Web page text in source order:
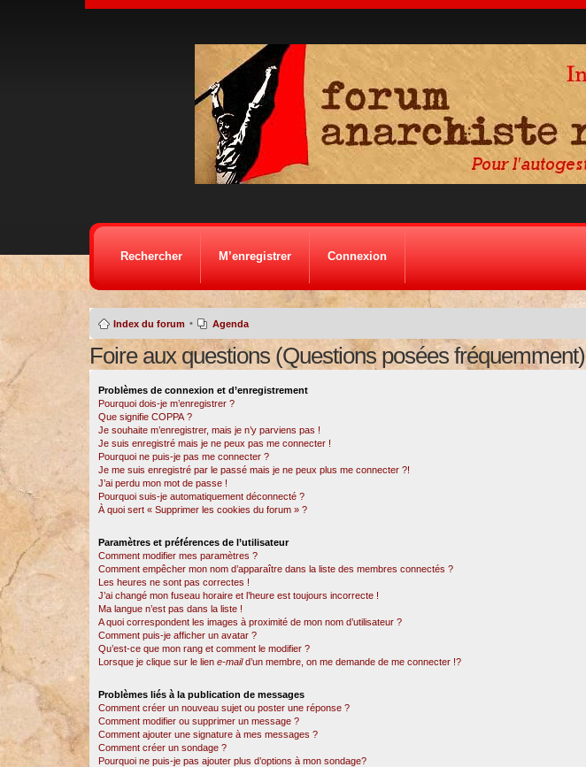
Rechercher M’enregistrer Connexion
Index du forum • Agenda
Foire aux questions (Questions posées fréquemment)
Problèmes de connexion et d’enregistrement
Pourquoi dois-je m’enregistrer ?
Que signifie COPPA ?
Je souhaite m’enregistrer, mais je n’y parviens pas !
Je suis enregistré mais je ne peux pas me connecter !
Pourquoi ne puis-je pas me connecter ?
Je me suis enregistré par le passé mais je ne peux plus me connecter ?!
J’ai perdu mon mot de passe !
Pourquoi suis-je automatiquement déconnecté ?
À quoi sert « Supprimer les cookies du forum » ?
Paramètres et préférences de l’utilisateur
Comment modifier mes paramètres ?
Comment empêcher mon nom d’apparaître dans la liste des membres connectés ?
Les heures ne sont pas correctes !
J’ai changé mon fuseau horaire et l’heure est toujours incorrecte !
Ma langue n’est pas dans la liste !
A quoi correspondent les images à proximité de mon nom d’utilisateur ?
Comment puis-je afficher un avatar ?
Qu’est-ce que mon rang et comment le modifier ?
Lorsque je clique sur le lien e-maild’un membre, on me demande de me connecter !?
Problèmes liés à la publication de messages
Comment créer un nouveau sujet ou poster une réponse ?
Comment modifier ou supprimer un message ?
Comment ajouter une signature à mes messages ?
Comment créer un sondage ?
Pourquoi ne puis-je pas ajouter plus d’options à mon sondage?